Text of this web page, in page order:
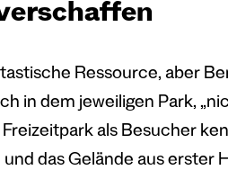
Ressource, aber
in dem jeweiligen Park,
als Besucher
das Gelände aus erster